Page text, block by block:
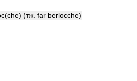
(тж. far berlocche)